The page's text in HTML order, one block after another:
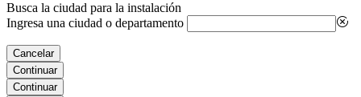
Busca la ciudad para la instalación
Ingresa una ciudad o departamento
Cancelar
Continuar
Continuar